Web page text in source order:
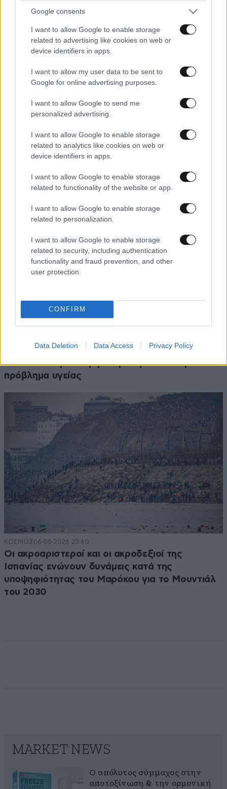
Google consents
I want to allow Google to enable storage
related to advertising like cookies on web or
device identifiers in apps.
I want to allow my user data to be sent to
Google for online advertising purposes.
I want to allow Google to send me
personalized advertising.
I want to allow Google to enable storage
related to analytics like cookies on web or
device identifiers in apps.
I want to allow Google to enable storage
related to functionality of the website or app.
I want to allow Google to enable storage
related to personalization.
I want to allow Google to enable storage
related to security, including authentication
functionality and fraud prevention, and other
user protection.
CONFIRM
Data Deletion Data Access Privacy Policy
Χρίστος Κούγιας – Η αυστηρή ανακοίνωση για
την προσωπική του ζωή: «Δεν αποτελεί
αντικείμενο δημόσιας συζήτησης»
Αθηνά Οικονομάκου από τα Μπόρα Μπόρα:
«Έσκασε τώρα όλη η κούραση» – Το απρόοπτο
πρόβλημα υγείας
ΚΟΣΜΟΣ06·08·2026 23:40
Οι ακροαριστεροί και οι ακροδεξιοί της
Ισπανίας ενώνουν δυνάμεις κατά της
υποψηφιότητας του Μαρόκου για το Μουντιάλ
του 2030
MARKET NEWS
Ο απόλυτος σύμμαχος στην
αποτοξίνωση & την ορμονική